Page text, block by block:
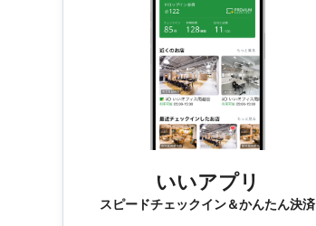
いいアプリ
スピードチェックイン＆かんたん決済